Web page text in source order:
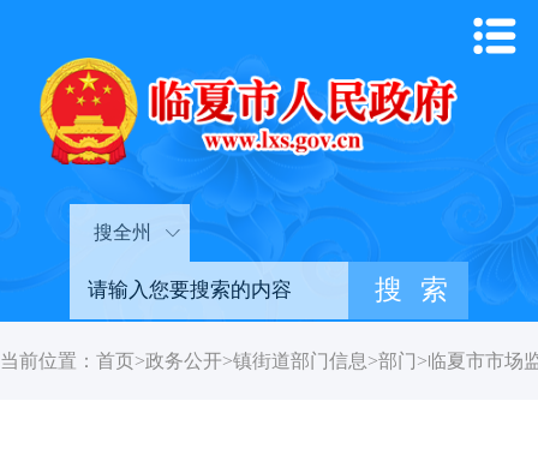
搜全州
当前位置： 首页>政务公开>镇街道部门信息>部门>临夏市市场